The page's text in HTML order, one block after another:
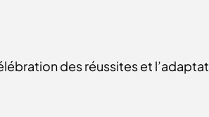
des réussites et